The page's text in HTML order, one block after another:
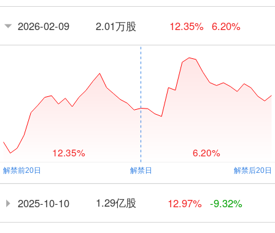
2026-02-09 2.01万股 12.35% 6.20%
12.35% 6.20%
2025-10-10 1.29亿股 12.97% -9.32%